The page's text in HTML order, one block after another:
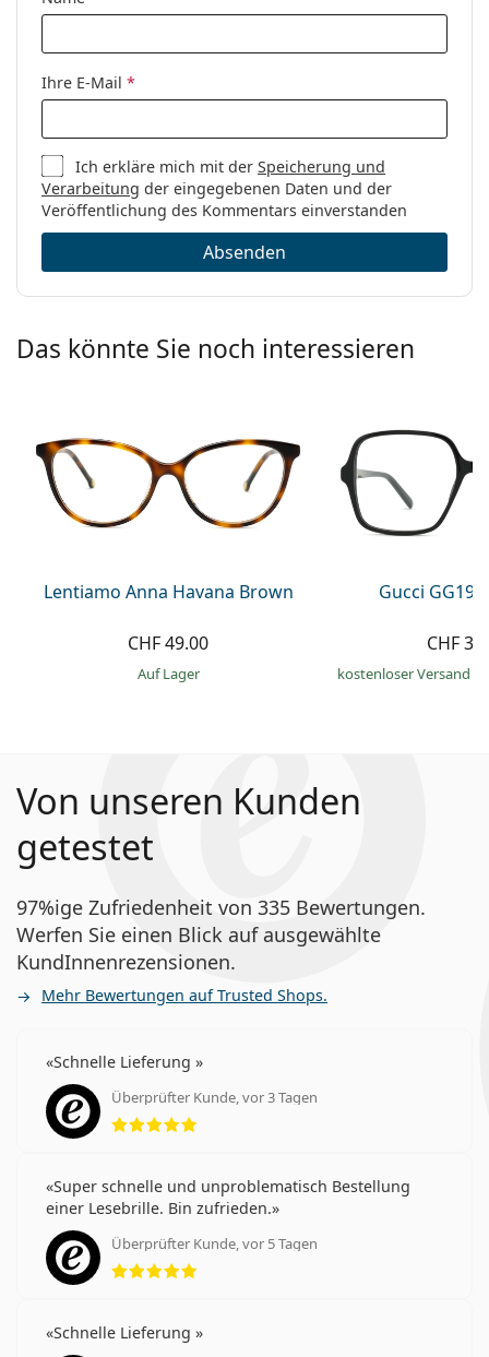
Marke:
Tommy Hilfiger
Ihre E-Mail *
Ich erkläre mich mit derSpeicherung und
Verarbeitung der eingegebenen Daten und der
Veröffentlichung des Kommentars einverstanden
Absenden
Das könnte Sie noch interessieren
Lentiamo Anna Havana Brown
CHF 49.00
auf Lager
Gucci
CHF
kostenloser Versand
Von unseren Kunden
getestet
97%ige Zufriedenheit von 335 Bewertungen.
Werfen Sie einen Blick auf ausgewählte
KundInnenrezensionen.
Mehr Bewertungen auf Trusted Shops.
Schnelle Lieferung
Überprüfter Kunde, vor 3 Tagen
Bewertung 5 aus 5
Super schnelle und unproblematisch Bestellung
einer Lesebrille. Bin zufrieden.
Überprüfter Kunde, vor 5 Tagen
Bewertung 5 aus 5
Schnelle Lieferung